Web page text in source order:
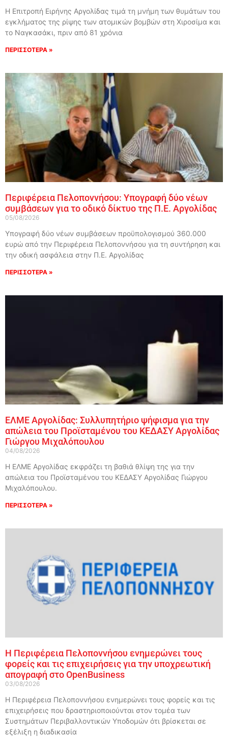
Η Επιτροπή Ειρήνης Αργολίδας τιμά τη μνήμη των θυμάτων του
εγκλήματος της ρίψης των ατομικών βομβών στη Χιροσίμα και
το Ναγκασάκι, πριν από 81 χρόνια
ΠΕΡΙΣΣΟΤΕΡΑ »
Περιφέρεια Πελοποννήσου: Υπογραφή δύο νέων
συμβάσεων για το οδικό δίκτυο της Π.Ε. Αργολίδας
05/08/2026
Υπογραφή δύο νέων συμβάσεων προϋπολογισμού 360.000
ευρώ από την Περιφέρεια Πελοποννήσου για τη συντήρηση και
την οδική ασφάλεια στην Π.Ε. Αργολίδας
ΠΕΡΙΣΣΟΤΕΡΑ »
ΕΛΜΕ Αργολίδας: Συλλυπητήριο ψήφισμα για την
απώλεια του Προϊσταμένου του ΚΕΔΑΣΥ Αργολίδας
Γιώργου Μιχαλόπουλου
04/08/2026
Η ΕΛΜΕ Αργολίδας εκφράζει τη βαθιά θλίψη της για την
απώλεια του Προϊσταμένου του ΚΕΔΑΣΥ Αργολίδας Γιώργου
Μιχαλόπουλου.
ΠΕΡΙΣΣΟΤΕΡΑ »
Η Περιφέρεια Πελοποννήσου ενημερώνει τους
φορείς και τις επιχειρήσεις για την υποχρεωτική
απογραφή στο OpenBusiness
03/08/2026
Η Περιφέρεια Πελοποννήσου ενημερώνει τους φορείς και τις
επιχειρήσεις που δραστηριοποιούνται στον τομέα των
Συστημάτων Περιβαλλοντικών Υποδομών ότι βρίσκεται σε
εξέλιξη η διαδικασία